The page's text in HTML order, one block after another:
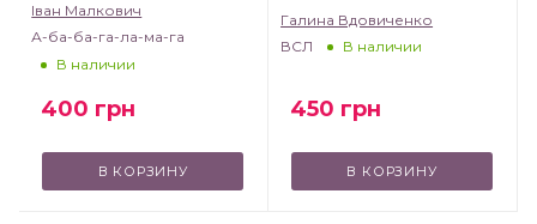
Іван Малкович
А-ба-ба-га-ла-ма-га
В наличии
400 грн
В КОРЗИНУ
Галина Вдовиченко
ВСЛ
В наличии
450 грн
В КОРЗИНУ